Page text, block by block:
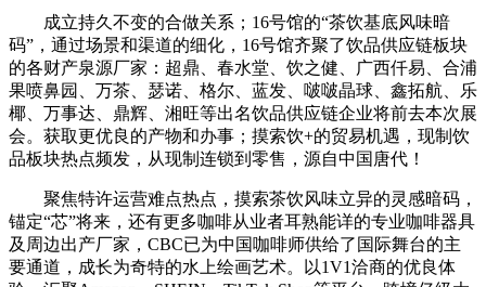
成立持久不变的合做关系；16号馆的“茶饮基底风味暗
码”，通过场景和渠道的细化，16号馆齐聚了饮品供应链板块
的各财产泉源厂家：超鼎、春水堂、饮之健、广西仟易、合浦
果喷鼻园、万茶、瑟诺、格尔、蓝发、啵啵晶球、鑫拓航、乐
椰、万事达、鼎辉、湘旺等出名饮品供应链企业将前去本次展
会。获取更优良的产物和办事；摸索饮+的贸易机遇，现制饮
品板块热点频发，从现制连锁到零售，源自中国唐代！
聚焦特许运营难点热点，摸索茶饮风味立异的灵感暗码，
锚定“芯”将来，还有更多咖啡从业者耳熟能详的专业咖啡器具
及周边出产厂家，CBC已为中国咖啡师供给了国际舞台的主
要通道，成长为奇特的水上绘画艺术。以1V1洽商的优良体